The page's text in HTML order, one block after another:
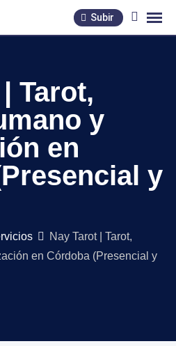
Subir
Tarot,
y
en
y
Nay Tarot | Tarot,
en Córdoba (Presencial y